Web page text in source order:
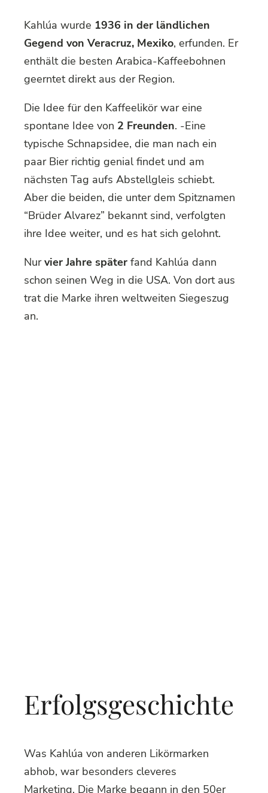
Kahlúa wurde 1936 in der ländlichen
Gegend von Veracruz, Mexiko, erfunden. Er
enthält die besten Arabica-Kaffeebohnen
geerntet direkt aus der Region.
Die Idee für den Kaffeelikör war eine
spontane Idee von 2 Freunden. -Eine
typische Schnapsidee, die man nach ein
paar Bier richtig genial findet und am
nächsten Tag aufs Abstellgleis schiebt.
Aber die beiden, die unter dem Spitznamen
“Brüder Alvarez” bekannt sind, verfolgten
ihre Idee weiter, und es hat sich gelohnt.
Nurvier Jahre später fand Kahlúa dann
schon seinen Weg in die USA. Von dort aus
trat die Marke ihren weltweiten Siegeszug
an.
Erfolgsgeschichte
Was Kahlúa von anderen Likörmarken
abhob, war besonders cleveres
Marketing. Die Marke begann in den 50er